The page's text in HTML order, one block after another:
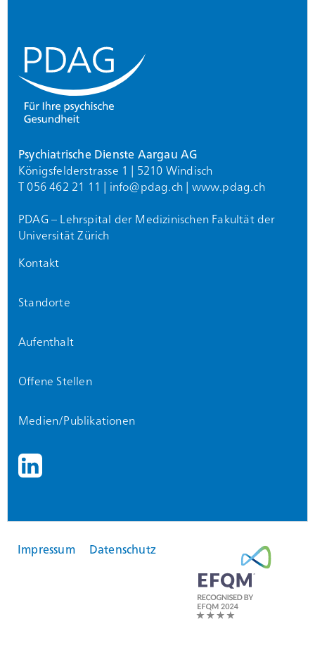
Psychiatrische Dienste Aargau AG
Königsfelderstrasse 1 | 5210 Windisch
T 056 462 21 11 | info@pdag.ch www.pdag.ch
PDAG – Lehrspital der Medizinischen Fakultät der
Universität Zürich
Kontakt
Standorte
Aufenthalt
Offene Stellen
Medien/Publikationen
Impressum Datenschutz